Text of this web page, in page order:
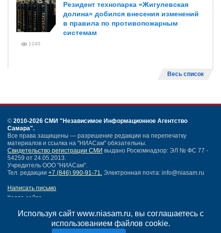
Используя сайт www.niasam.ru, вы соглашаетесь с
использованием файлов cookie.
Резидент технопарка «Жигулевская
долина» добился внесения изменений
в правила по противопожарным
системам
1240
Весь список
© 2010-2026 СМИ "Независимое Информационное Агентство
Самара".
Все права защищены — разрешение редакции на перепечатку
материалов и ссылка на "НИАСам" обязательны.
Свидетельство регистрации СМИ выдано Роскомнадзор: ЭЛ № ФС 77 -
54259 от 24.05.2013.
Учредитель ООО "НИАСам".
Тел. редакции +7 (846) 990-91-71. Электронная почта: info@niasam.ru
Написать письмо
Карта сайта
Политика конфиденциальности
Согласие на обработку персональных данных